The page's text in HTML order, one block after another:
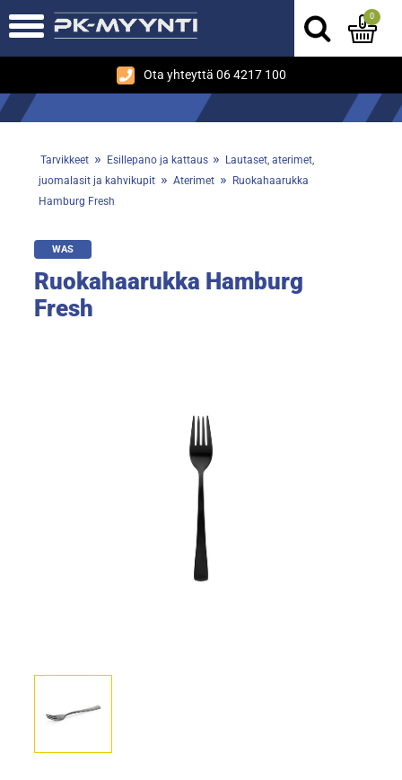
Ota yhteyttä 06 4217 100
0
Tarvikkeet » Esillepano ja kattaus »
Lautaset, aterimet,
juomalasit ja kahvikupit » Aterimet »
Ruokahaarukka
Hamburg Fresh
WAS
Ruokahaarukka Hamburg
Fresh